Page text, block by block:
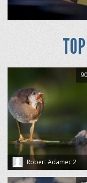
Robert Adamec 2